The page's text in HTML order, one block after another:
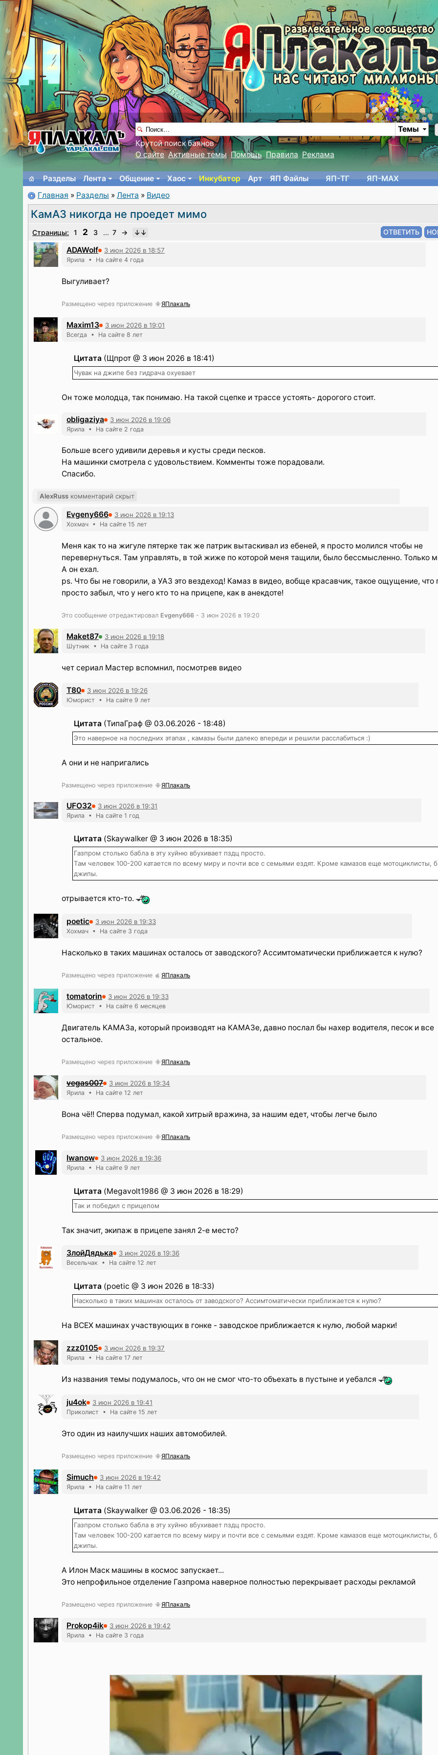
Темы
Крутой поиск баянов
О сайте Активные темы Помощь Правила Реклама
Разделы Лента Общение Хаос Инкубатор Арт ЯП Файлы ЯП-TГ
ЯП-MAX
Главная » Разделы » Лента » Видео
КамАЗ никогда не проедет мимо
Страницы: 1 2 3 ... 7 →
ADAWolf 3 июн 2026 в 18:57
Ярила • На сайте 4 года
Выгуливает?
Размещено через приложение ЯПлакалъ
Maxim13 3 июн 2026 в 19:01
Всегда • На сайте 8 лет
Цитата (Щпрот @ 3 июн 2026 в 18:41)
Чувак на джипе без гидрача охуевает
Он тоже молодца, так понимаю. На такой сцепке и трассе устоять- дорогого стоит.
obligaziya 3 июн 2026 в 19:06
Ярила • На сайте 2 года
Больше всего удивили деревья и кусты среди песков.
На машинки смотрела с удовольствием. Комменты тоже порадовали.
Спасибо.
AlexRuss комментарий скрыт
Evgeny666 3 июн 2026 в 19:13
Хохмач • На сайте 15 лет
Меня как то на жигуле пятерке так же патрик вытаскивал из ебеней, я просто молился чтобы не
перевернуться. Там управлять, в той жиже по которой меня тащили, было бессмысленно. Только
А он ехал.
ps. Что бы не говорили, а УАЗ это вездеход! Камаз в видео, вобще красавчик, такое ощущение, что
просто забыл, что у него кто то на прицепе, как в анекдоте!
Это сообщение отредактировал Evgeny666 - 3 июн 2026 в 19:20
Maket87 3 июн 2026 в 19:18
Шутник • На сайте 3 года
чет сериал Мастер вспомнил, посмотрев видео
T80 3 июн 2026 в 19:26
Юморист • На сайте 9 лет
Цитата (ТипаГраф @ 03.06.2026 - 18:48)
Это наверное на последних этапах , камазы были далеко впереди и решили расслабиться :)
А они и не напригались
Размещено через приложение ЯПлакалъ
UFO32 3 июн 2026 в 19:31
Ярила • На сайте 1 год
Цитата (Skaywalker @ 3 июн 2026 в 18:35)
Газпром столько бабла в эту хуйню вбухивает пздц просто.
Там человек 100-200 катается по всему миру и почти все с семьями ездят. Кроме камазов еще мотоциклисты,
джипы.
отрывается кто-то.
poetic 3 июн 2026 в 19:33
Хохмач • На сайте 3 года
Насколько в таких машинах осталось от заводского? Ассимтоматически приближается к нулю?
Размещено через приложение ЯПлакалъ
tomatorin 3 июн 2026 в 19:33
Юморист • На сайте 6 месяцев
Двигатель КАМАЗа, который производят на КАМАЗе, давно послал бы нахер водителя, песок и все
остальное.
Размещено через приложение ЯПлакалъ
vegas007 3 июн 2026 в 19:34
Ярила • На сайте 12 лет
Вона чё!! Сперва подумал, какой хитрый вражина, за нашим едет, чтобы легче было
Размещено через приложение ЯПлакалъ
Iwanow 3 июн 2026 в 19:36
Ярила • На сайте 9 лет
Цитата (Megavolt1986 @ 3 июн 2026 в 18:29)
Так и победил с прицепом
Так значит, экипаж в прицепе занял 2-е место?
ЗлойДядька 3 июн 2026 в 19:36
Весельчак • На сайте 12 лет
Цитата (poetic @ 3 июн 2026 в 18:33)
Насколько в таких машинах осталось от заводского? Ассимтоматически приближается к нулю?
На ВСЕХ машинах участвующих в гонке - заводское приближается к нулю, любой марки!
zzz0105 3 июн 2026 в 19:37
Ярила • На сайте 17 лет
Из названия темы подумалось, что он не смог что-то объехать в пустыне и уебался
ju4ok 3 июн 2026 в 19:41
Приколист • На сайте 15 лет
Это один из наилучших наших автомобилей.
Размещено через приложение ЯПлакалъ
Simuch 3 июн 2026 в 19:42
Ярила • На сайте 11 лет
Цитата (Skaywalker @ 03.06.2026 - 18:35)
Газпром столько бабла в эту хуйню вбухивает пздц просто.
Там человек 100-200 катается по всему миру и почти все с семьями ездят. Кроме камазов еще мотоциклисты,
джипы.
А Илон Маск машины в космос запускает...
Это непрофильное отделение Газпрома наверное полностью перекрывает расходы рекламой
Размещено через приложение ЯПлакалъ
Prokop4ik 3 июн 2026 в 19:42
Ярила • На сайте 3 года